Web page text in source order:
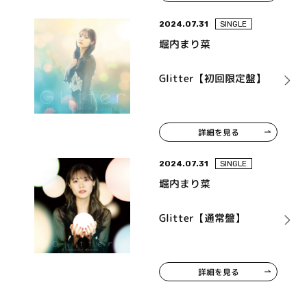
2024.07.31 SINGLE
堀内まり菜
Glitter【初回限定盤】
詳細を見る
2024.07.31 SINGLE
堀内まり菜
Glitter【通常盤】
詳細を見る